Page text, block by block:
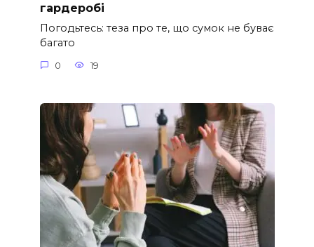
гардеробі
Погодьтесь: теза про те, що сумок не буває
багато
0 19